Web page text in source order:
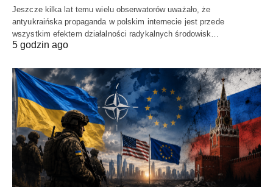
Jeszcze kilka lat temu wielu obserwatorów uważało, że
antyukraińska propaganda w polskim internecie jest przede
wszystkim efektem działalności radykalnych środowisk…
5 godzin ago